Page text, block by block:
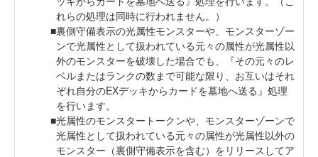
れらの処理は同時に行われません。）
裏側守備表示の光属性モンスターや、モンスターゾー
ンで光属性として扱われている元々の属性が光属性以
外のモンスターを破壊した場合でも、『その元々のレ
ベルまたはランクの数まで可能な限り、お互いはそれ
ぞれ自分のEXデッキからカードを墓地へ送る』処理
を行います。
光属性のモンスタートークンや、モンスターゾーンで
光属性として扱われている元々の属性が光属性以外の
モンスター（裏側守備表示を含む）をリリースしてア